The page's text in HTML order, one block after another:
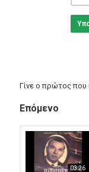
Γίνε ο πρώτος που
Επόμενο
03:26